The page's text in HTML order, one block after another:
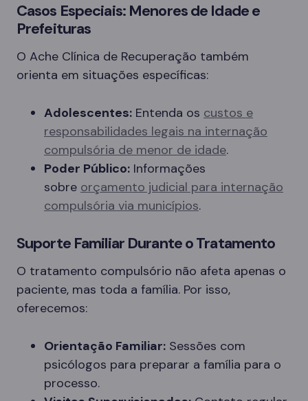
Casos Especiais: Menores de Idade e
Prefeituras
O Ache Clínica de Recuperação também
orienta em situações específicas:
Adolescentes: Entenda os custos e
responsabilidades legais na internação
compulsória de menor de idade.
Poder Público: Informações
sobre orçamento judicial para internação
compulsória via municípios.
Suporte Familiar Durante o Tratamento
O tratamento compulsório não afeta apenas o
paciente, mas toda a família. Por isso,
oferecemos:
Orientação Familiar: Sessões com
psicólogos para preparar a família para o
processo.